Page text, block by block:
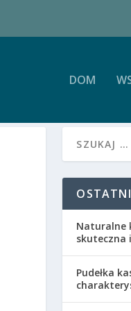
DOM
Naturalne
skuteczna
Pudełka